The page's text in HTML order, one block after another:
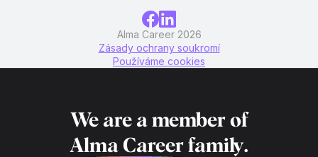
Alma Career 2026
Zásady ochrany soukromí
Používáme cookies
We are a member of
Alma Career family.